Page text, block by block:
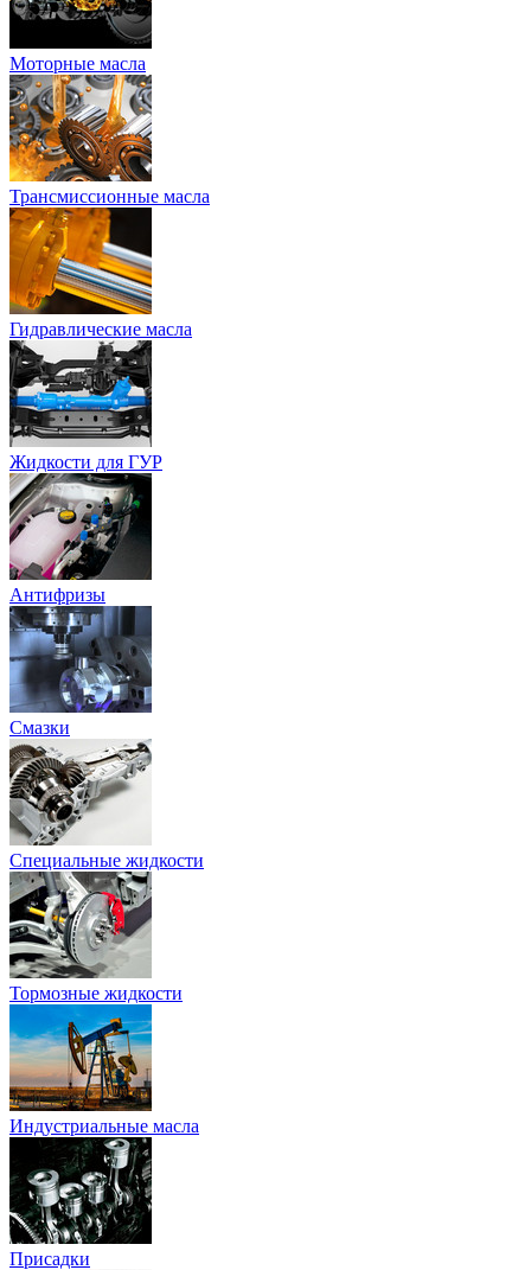
Моторные масла
Трансмиссионные масла
Гидравлические масла
Жидкости для ГУР
Антифризы
Смазки
Специальные жидкости
Тормозные жидкости
Индустриальные масла
Присадки